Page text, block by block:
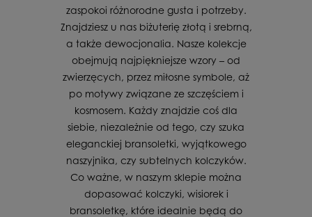
zaspokoi różnorodne gusta i potrzeby.
Znajdziesz u nas biżuterię złotą i srebrną,
a także dewocjonalia. Nasze kolekcje
obejmują najpiękniejsze wzory – od
zwierzęcych, przez miłosne symbole, aż
po motywy związane ze szczęściem i
kosmosem. Każdy znajdzie coś dla
siebie, niezależnie od tego, czy szuka
eleganckiej bransoletki, wyjątkowego
naszyjnika, czy subtelnych kolczyków.
Co ważne, w naszym sklepie można
dopasować kolczyki, wisiorek i
bransoletkę, które idealnie będą do